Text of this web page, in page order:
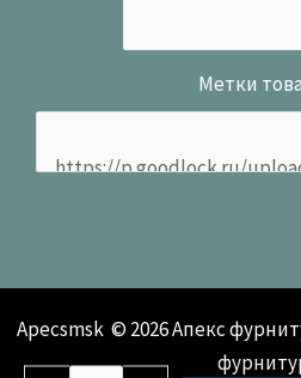
Метки
Apecsmsk © 2026 Апекс